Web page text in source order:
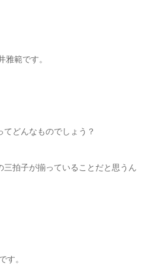
雅範です。
てどんなものでしょう？
三拍子が揃っていることだと思うん
す。